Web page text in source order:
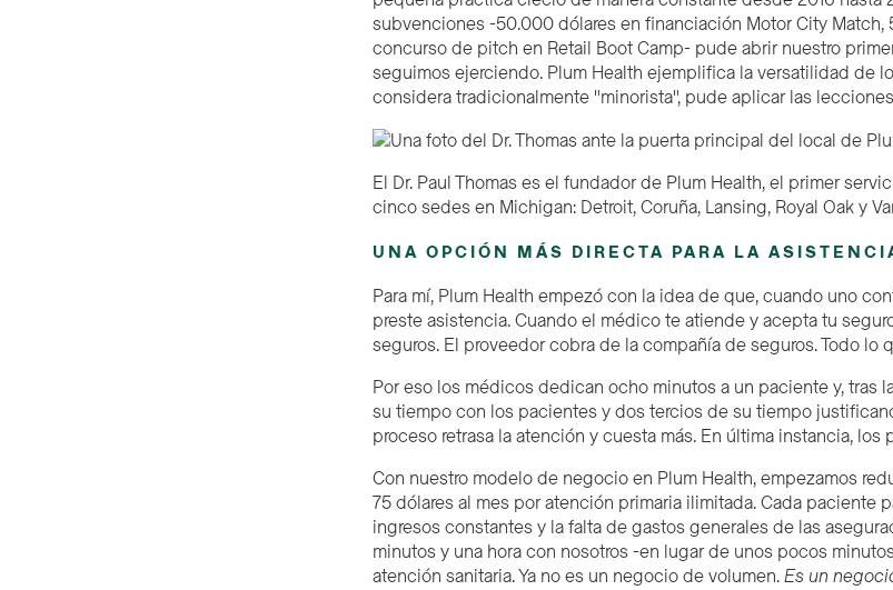
subvenciones -50.000 dólares en financiación Motor City
concurso de pitch en Retail Boot Camp- pude abrir nuestro
seguimos ejerciendo. Plum Health ejemplifica la versatilidad de
considera tradicionalmente "minorista", pude aplicar las
El Dr. Paul Thomas es el fundador de Plum Health, el primer
cinco sedes en Michigan: Detroit, Coruña, Lansing, Royal Oak y
UNA OPCIÓN MÁS DIRECTA PARA LA
Para mí, Plum Health empezó con la idea de que, cuando uno
preste asistencia. Cuando el médico te atiende y acepta tu
seguros. El proveedor cobra de la compañía de seguros. Todo
Por eso los médicos dedican ocho minutos a un paciente y, tras
su tiempo con los pacientes y dos tercios de su tiempo
proceso retrasa la atención y cuesta más. En última instancia,
Con nuestro modelo de negocio en Plum Health, empezamos
75 dólares al mes por atención primaria ilimitada. Cada paciente
ingresos constantes y la falta de gastos generales de las
minutos y una hora con nosotros -en lugar de unos pocos
atención sanitaria. Ya no es un negocio de volumen.Es un